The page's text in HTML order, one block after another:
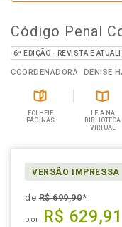
Código Penal
6ª EDIÇÃO - REVISTA E
COORDENADORA: DENISE
FOLHEIE
PÁGINAS
LEIA NA
BIBLIOTECA
VIRTUAL
VERSÃO IMPRESSA
deR$ 699,90*
por R$ 629,91